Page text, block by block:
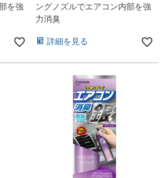
を強
ングノズルでエアコン内部を強
力消臭
詳細を見る